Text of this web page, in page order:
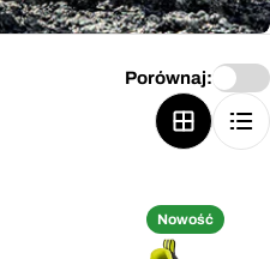
Porównaj:
Nowość